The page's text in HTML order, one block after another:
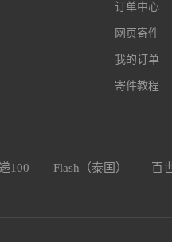
订单中心
网页寄件
我的订单
寄件教程
100 Flash（泰国） 百